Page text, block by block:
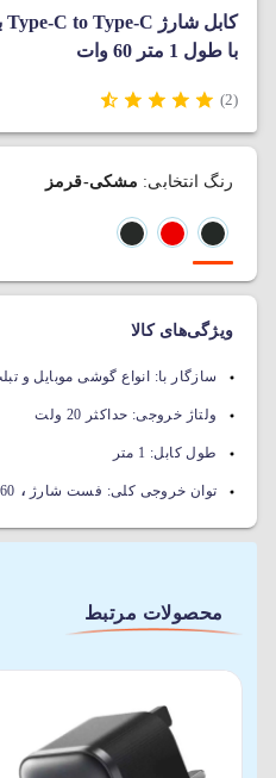
با طول 1 متر 60 وات
(2)
رنگ انتخابی: مشکی-قرمز
ویژگی‌های کالا
سازگار با: انواع گوشی موبایل و
ولتاژ خروجی: حداکثر 20 ولت
طول کابل: 1 متر
توان خروجی کلی: فست شارژ ، 60 وات
محصولات مرتبط